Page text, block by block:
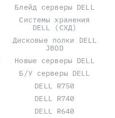
Блейд серверы DELL
Системы хранения
DELL (СХД)
Дисковые полки DELL
JBOD
Новые серверы DELL
Б/У серверы DELL
DELL R750
DELL R740
DELL R640